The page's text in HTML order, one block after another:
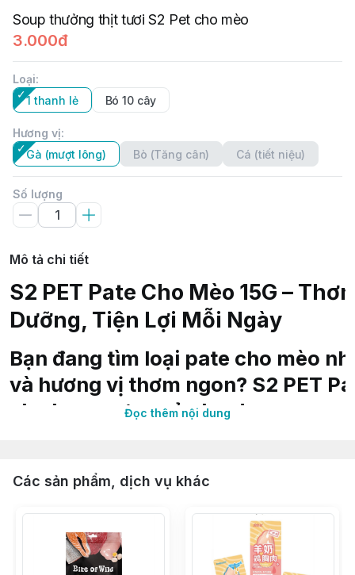
Soup thưởng thịt tươi S2 Pet cho mèo
3.000đ
Loại:
1 thanh lẻ
Bó 10 cây
Hương vị:
Gà (mượt lông)
Bò (Tăng cân) Cá (tiết niệu)
Số lượng
Mô tả chi tiết
S2 PET Pate Cho Mèo 15G –
Dưỡng, Tiện Lợi Mỗi Ngày
Bạn đang tìm loại pate cho mèo
và hương vị thơm ngon? S2 PET
cho boss cưng của bạn!
S2 PET mang đến 3 hương vị “được lòng” cả những bé
Pate vị bò: Đậm đà, bổ sung năng lượng
Pate vị gà: Thơm nhẹ, dễ tiêu hóa
Đọc thêm nội dung
Các sản phẩm, dịch vụ khác